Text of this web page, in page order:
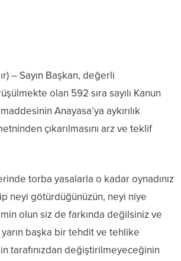
– Sayın Başkan, değerli
olan 592 sıra sayılı Kanun
maddesinin Anayasa’ya aykırılık
çıkarılmasını arz ve teklif
torba yasalarla o kadar oynadınız
neyi götürdüğünüzün, neyi niye
olun siz de farkında değilsiniz ve
başka bir tehdit ve tehlike
tarafınızdan değiştirilmeyeceğinin